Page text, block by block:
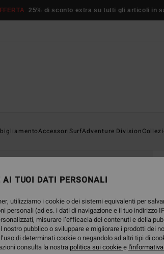
25% di sconto extra su tutti gli articoli in
AccessoriSurfAdventure Division
AI TUOI DATI PERSONALI
utilizziamo i cookie o dei sistemi equivalenti per
personali (ad es. i dati di navigazione e il tuo indirizzo
misurare l’efficacia dei contenuti e della
pubblico o sviluppare e migliorare i prodotti dei
di determinati cookie o negandolo ad altri tipi di
consulta la nostra politica sui cookiee